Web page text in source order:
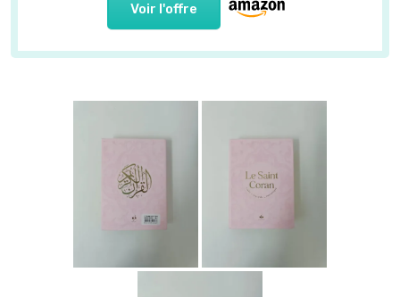
Voir l'offre